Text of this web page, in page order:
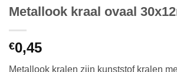
Metallook kraal ovaal
€0,45
Metallook kralen zijn kunststof kralen